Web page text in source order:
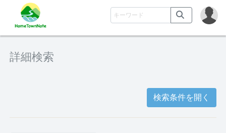
詳細検索
検索条件を開く